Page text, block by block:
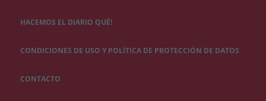
HACEMOS EL DIARIO QUÉ!
CONDICIONES DE USO Y POLÍTICA DE PROTECCIÓN DE DATOS
CONTACTO